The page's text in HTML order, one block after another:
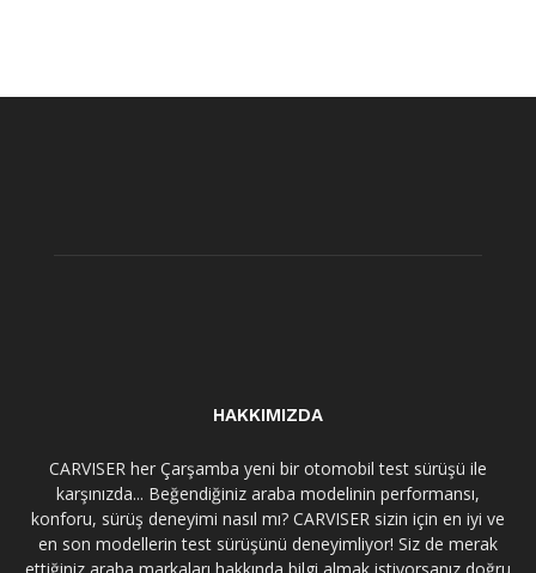
HAKKIMIZDA
CARVISER her Çarşamba yeni bir otomobil test sürüşü ile
karşınızda... Beğendiğiniz araba modelinin performansı,
konforu, sürüş deneyimi nasıl mı? CARVISER sizin için en iyi ve
en son modellerin test sürüşünü deneyimliyor! Siz de merak